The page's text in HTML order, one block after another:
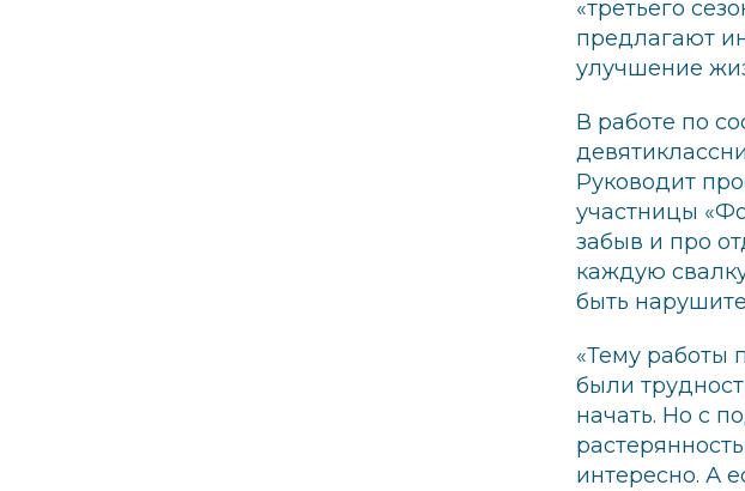
«третьего
предлагают
улучшение
В работе по
Руководит
участницы
забыв и про
каждую
быть
«Тему работы
были
начать. Но с
интересно. А